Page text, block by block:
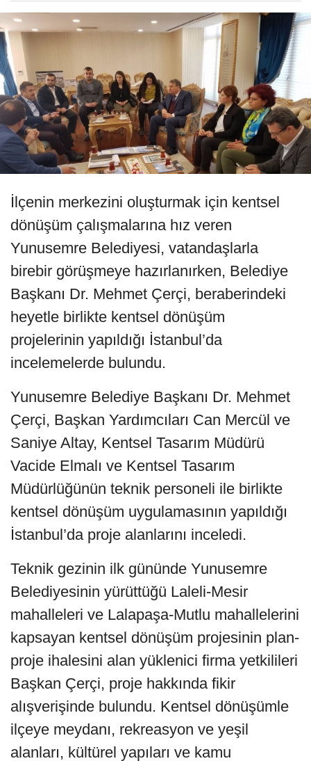
İlçenin merkezini oluşturmak için kentsel
dönüşüm çalışmalarına hız veren
Yunusemre Belediyesi, vatandaşlarla
birebir görüşmeye hazırlanırken, Belediye
Başkanı Dr. Mehmet Çerçi, beraberindeki
heyetle birlikte kentsel dönüşüm
projelerinin yapıldığı İstanbul’da
incelemelerde bulundu.
Yunusemre Belediye Başkanı Dr. Mehmet
Çerçi, Başkan Yardımcıları Can Mercül ve
Saniye Altay, Kentsel Tasarım Müdürü
Vacide Elmalı ve Kentsel Tasarım
Müdürlüğünün teknik personeli ile birlikte
kentsel dönüşüm uygulamasının yapıldığı
İstanbul’da proje alanlarını inceledi.
Teknik gezinin ilk gününde Yunusemre
Belediyesinin yürüttüğü Laleli-Mesir
mahalleleri ve Lalapaşa-Mutlu mahallelerini
kapsayan kentsel dönüşüm projesinin plan-
proje ihalesini alan yüklenici firma yetkilileri
Başkan Çerçi, proje hakkında fikir
alışverişinde bulundu. Kentsel dönüşümle
ilçeye meydanı, rekreasyon ve yeşil
alanları, kültürel yapıları ve kamu